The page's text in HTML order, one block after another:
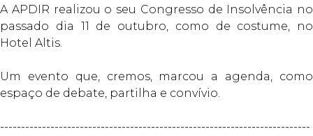
A APDIR realizou o seu Congresso de Insolvência no
passado dia 11 de outubro, como de costume, no
Hotel Altis.
Um evento que, cremos, marcou a agenda, como
espaço de debate, partilha e convívio.
--------------------------------------------------------------------------